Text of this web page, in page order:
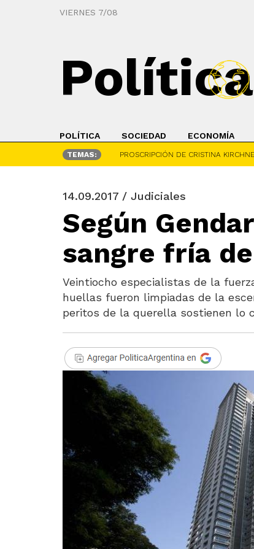
VIERNES 7/08
Política
POLÍTICA SOCIEDAD ECONOMÍA
TEMAS: PROSCRIPCIÓN DE CRISTINA
14.09.2017 / Judiciales
Según
sangre fría
Veintiocho especialistas de la
huellas fueron limpiadas de la
peritos de la querella sostienen lo